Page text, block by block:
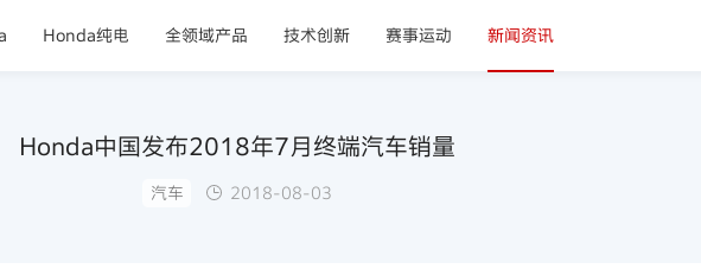
Honda纯电 全领域产品 技术创新 赛事运动 新闻资讯
Honda中国发布2018年7月终端汽车销量
汽车 2018-08-03